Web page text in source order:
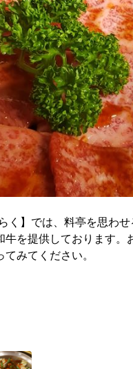
く】では、料亭を思わ
を提供しております
みてください。